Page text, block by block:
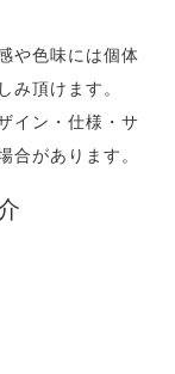
や色味には個体
み頂けます。
イン・仕様・サ
合があります。